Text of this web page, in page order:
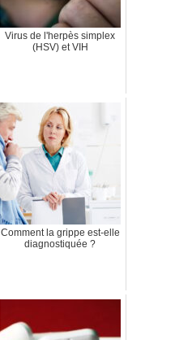
Virus de l'herpès simplex
(HSV) et VIH
Comment la grippe est-elle
diagnostiquée ?